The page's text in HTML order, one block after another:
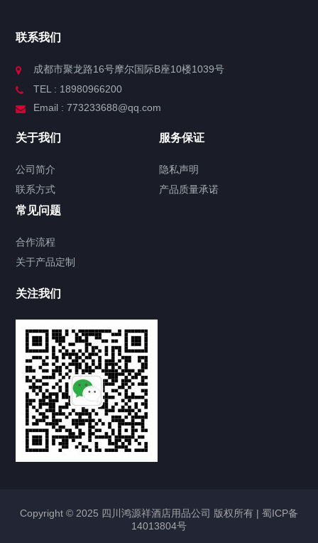
联系我们
成都市聚龙路16号摩尔国际B座10楼1039号
TEL : 18980966200
Email : 773233688@qq.com
关于我们
公司简介
联系方式
服务保证
隐私声明
产品质量承诺
常见问题
合作流程
关于产品定制
关注我们
Copyright © 2025 四川鸿源祥酒店用品公司 版权所有 | 蜀ICP备
14013804号